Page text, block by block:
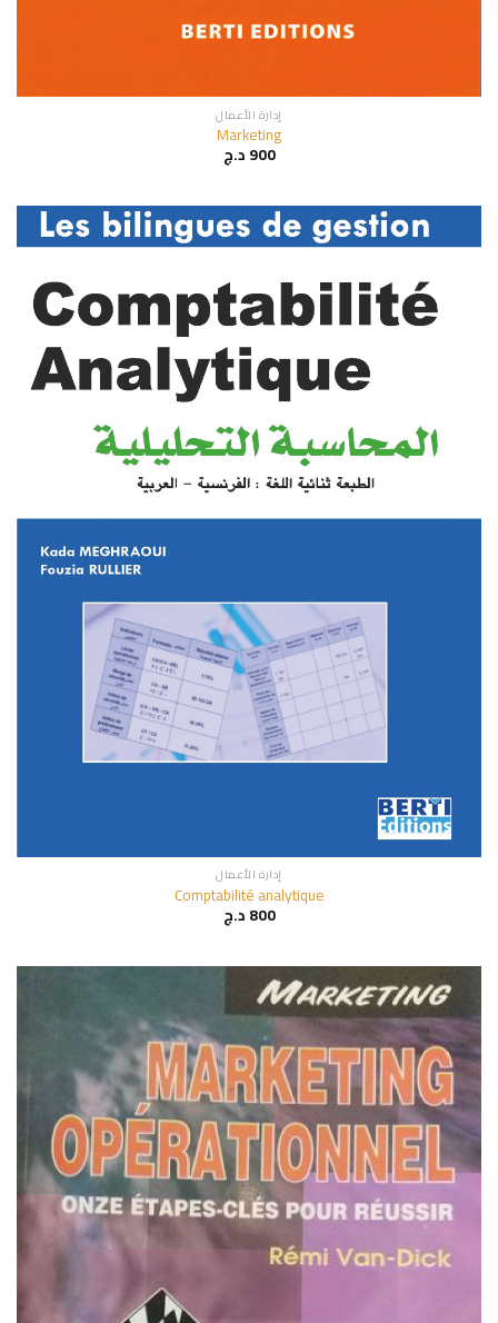
إدارة الأعمال
Marketing
900د.ج
إدارة الأعمال
Comptabilité analytique
800د.ج